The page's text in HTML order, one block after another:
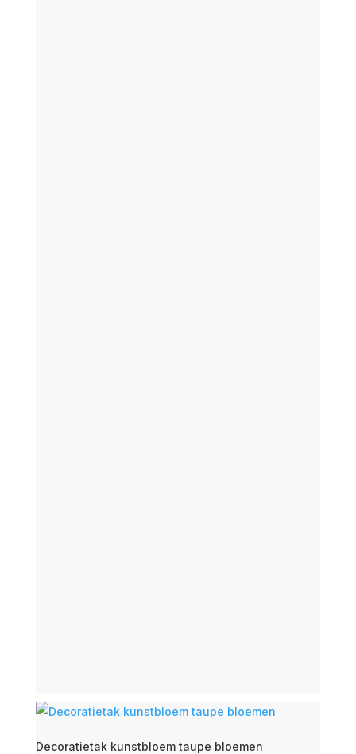
Decoratietak kunstbloem taupe bloemen